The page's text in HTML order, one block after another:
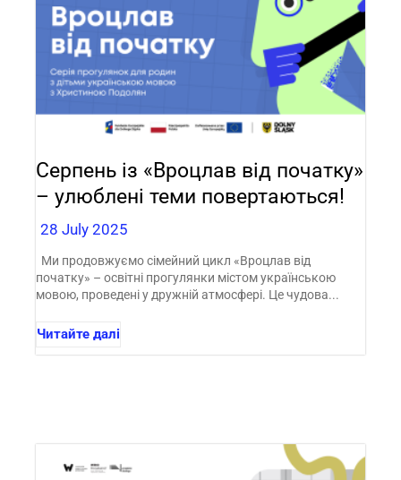
Серпень із «Вроцлав від початку»
– улюблені теми повертаються!
28 July 2025
Ми продовжуємо сімейний цикл «Вроцлав від
початку» – освітні прогулянки містом українською
мовою, проведені у дружній атмосфері. Це чудова...
Читайте далі